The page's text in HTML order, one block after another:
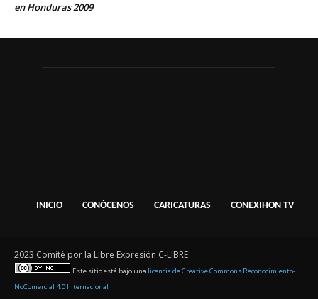
en Honduras 2009
INICIO CONÓCENOS CARICATURAS CONEXIHON TV
2023 Comité por la Libre Expresión C-LIBRE
Este sitio está bajo una licencia de Creative Commons Reconocimiento-
NoComercial 4.0 Internacional